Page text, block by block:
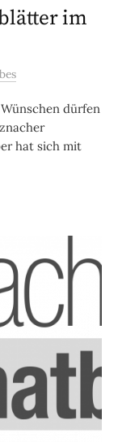
im
dürfen
hat sich mit